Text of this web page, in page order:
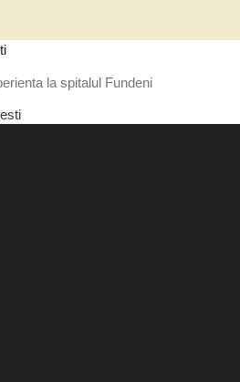
la spitalul Fundeni